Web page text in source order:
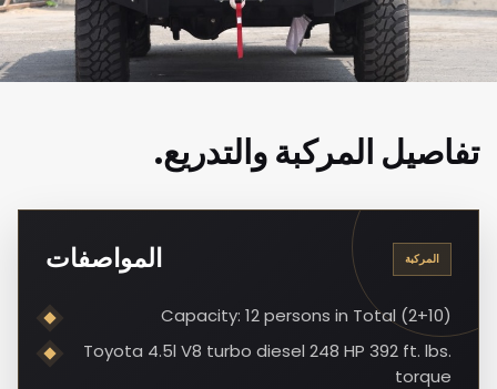
تفاصيل المركبة والتدريع.
المركبة المواصفات
Capacity: 12 persons in Total (2+10)
Toyota 4.5l V8 turbo diesel 248 HP 392 ft. lbs.
torque